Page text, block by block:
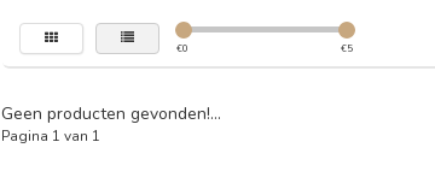
€0 €5
Geen producten gevonden!...
Pagina 1 van 1